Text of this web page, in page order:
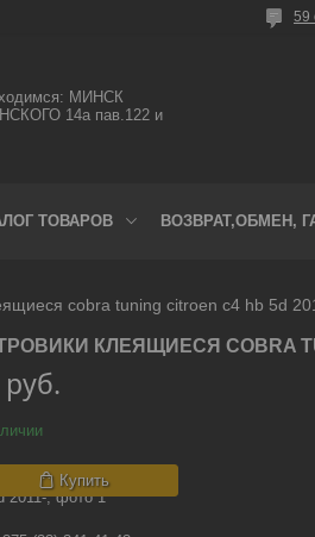
59
МИНСК
14а пав.122 и
ТОВАРОВ ВОЗВРАТ,ОБМЕН,
cobra tuning citroen c4 hb 5d
КЛЕЯЩИЕСЯ COBRA
руб.
Купить